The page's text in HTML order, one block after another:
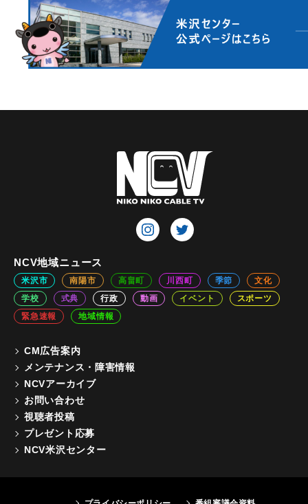
NCV地域ニュース
米沢市 南陽市 高畠町 川西町 季節
文化
学校
式典 行政 動画 イベント
スポーツ
緊急速報
地域情報
CM広告案内
メンテナンス・障害情報
NCVアーカイブ
お問い合わせ
視聴者投稿
プレゼント応募
NCV米沢センター